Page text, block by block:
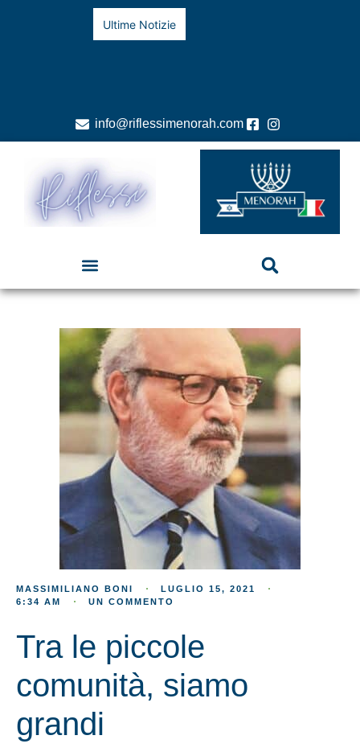
Ultime Notizie
info@riflessimenorah.com
MASSIMILIANO BONI
LUGLIO 15, 2021
6:34 AM
UN COMMENTO
Tra le piccole
comunità, siamo
grandi